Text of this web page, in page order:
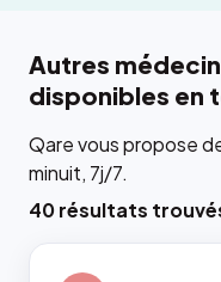
Autres
disponibles en
Qare vous propose
minuit, 7j/7.
40 résultats